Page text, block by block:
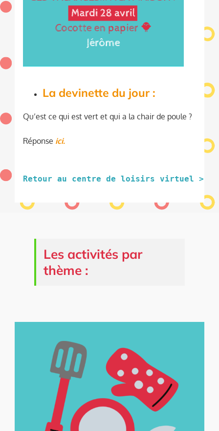
La devinette du jour :
Qu’est ce qui est vert et qui a la chair de poule ?
Réponse ici.
Retour au centre de loisirs virtuel >
Les activités par
thème :